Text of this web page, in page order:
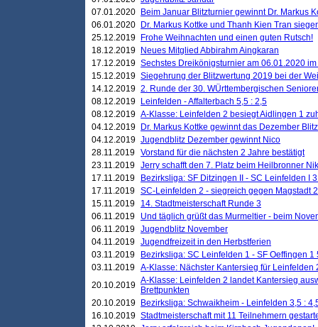
07.01.2020
Beim Januar Blitzturnier gewinnt Dr. Markus
06.01.2020
Dr. Markus Kottke und Thanh Kien Tran
25.12.2019
Frohe Weihnachten und einen guten Rutsch!
18.12.2019
Neues Mitglied Abbirahm Aingkaran
17.12.2019 Sechstes Dreikönigsturnier am 06.01.2020
15.12.2019 Siegehrung der Blitzwertung 2019 bei der
14.12.2019 2. Runde der 30. WÜrttembergischen
08.12.2019
Leinfelden - Affalterbach 5,5 : 2,5
08.12.2019 A-Klasse: Leinfelden 2 besiegt Aidlingen 1
04.12.2019
Dr. Markus Kottke gewinnt das Dezember
04.12.2019 Jugendblitz Dezember gewinnt Nico
28.11.2019 Vorstand für die nächsten 2 Jahre bestätigt
23.11.2019 Jerry schafft den 7. Platz beim Heilbronner
17.11.2019
Bezirksliga: SF Ditzingen II - SC Leinfelden I
17.11.2019 SC-Leinfelden 2 - siegreich gegen Magstadt 2
15.11.2019
14. Stadtmeisterschaft Runde 3
06.11.2019
Und täglich grüßt das Murmeltier - beim
06.11.2019 Jugendblitz November
04.11.2019 Jugendfreizeit in den Herbstferien
03.11.2019
Bezirksliga: SC Leinfelden 1 - SF Oeffingen 1
03.11.2019 A-Klasse: Nächster Kantersieg für Leinfelden
20.10.2019 A-Klasse: Leinfelden 2 landet Kantersieg
Brettpunkten
20.10.2019
Bezirksliga: Schwaikheim - Leinfelden 3,5 :
16.10.2019 Stadtmeisterschaft mit 11 Teilnehmern